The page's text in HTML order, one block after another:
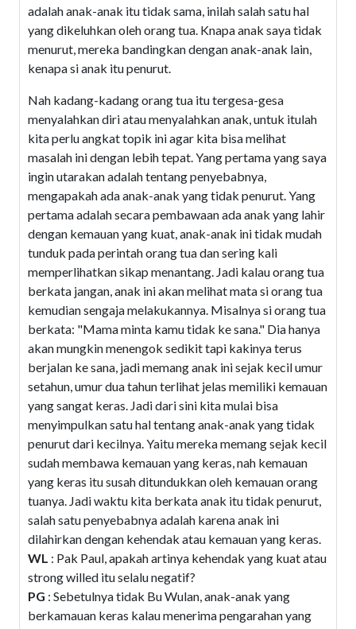
adalah anak-anak itu tidak sama, inilah salah satu hal
yang dikeluhkan oleh orang tua. Knapa anak saya tidak
menurut, mereka bandingkan dengan anak-anak lain,
kenapa si anak itu penurut.
Nah kadang-kadang orang tua itu tergesa-gesa
menyalahkan diri atau menyalahkan anak, untuk itulah
kita perlu angkat topik ini agar kita bisa melihat
masalah ini dengan lebih tepat. Yang pertama yang saya
ingin utarakan adalah tentang penyebabnya,
mengapakah ada anak-anak yang tidak penurut. Yang
pertama adalah secara pembawaan ada anak yang lahir
dengan kemauan yang kuat, anak-anak ini tidak mudah
tunduk pada perintah orang tua dan sering kali
memperlihatkan sikap menantang. Jadi kalau orang tua
berkata jangan, anak ini akan melihat mata si orang tua
kemudian sengaja melakukannya. Misalnya si orang tua
berkata: "Mama minta kamu tidak ke sana." Dia hanya
akan mungkin menengok sedikit tapi kakinya terus
berjalan ke sana, jadi memang anak ini sejak kecil umur
setahun, umur dua tahun terlihat jelas memiliki kemauan
yang sangat keras. Jadi dari sini kita mulai bisa
menyimpulkan satu hal tentang anak-anak yang tidak
penurut dari kecilnya. Yaitu mereka memang sejak kecil
sudah membawa kemauan yang keras, nah kemauan
yang keras itu susah ditundukkan oleh kemauan orang
tuanya. Jadi waktu kita berkata anak itu tidak penurut,
salah satu penyebabnya adalah karena anak ini
dilahirkan dengan kehendak atau kemauan yang keras.
WL : Pak Paul, apakah artinya kehendak yang kuat atau
strong willed itu selalu negatif?
PG : Sebetulnya tidak Bu Wulan, anak-anak yang
berkamauan keras kalau menerima pengarahan yang